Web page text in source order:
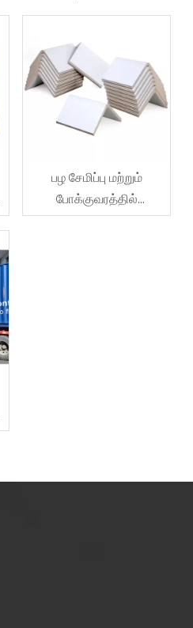
பழ சேமிப்பு மற்றும்
போக்குவரத்தில்
பாதுகாப்பை